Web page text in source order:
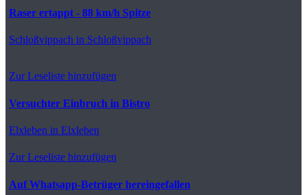
Raser ertappt - 88 km/h Spitze
Schloßvippach in Schloßvippach
Zur Leseliste hinzufügen
Versuchter Einbruch in Bistro
Elxleben in Elxleben
Zur Leseliste hinzufügen
Auf Whatsapp-Betrüger hereingefallen